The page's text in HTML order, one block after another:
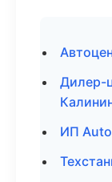
Дилер-
ИП